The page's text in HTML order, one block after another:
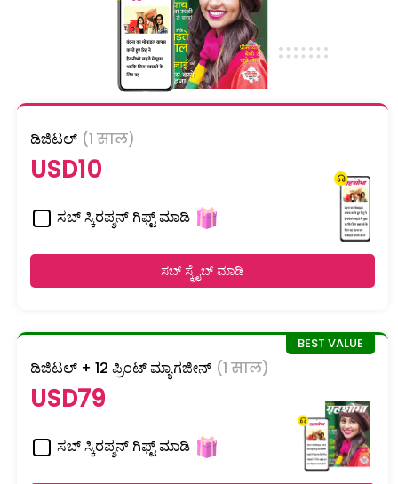
ಡಿಜಿಟಲ್ (1 साल)
USD10
ಸಬ್ ಸ್ಕಿರಪ್ಶನ್ ಗಿಫ್ಟ್ ಮಾಡಿ
ಸಬ್ ಸ್ಕ್ರೈಬ್ ಮಾಡಿ
ಡಿಜಿಟಲ್ + 12 ಪ್ರಿಂಟ್ ಮ್ಯಾಗಜೀನ್ (1 साल)
USD79
ಸಬ್ ಸ್ಕಿರಪ್ಶನ್ ಗಿಫ್ಟ್ ಮಾಡಿ